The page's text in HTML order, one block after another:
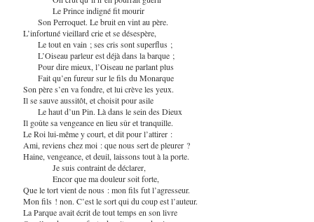
Le Prince indigné fit mourir
Son Perroquet. Le bruit en vint au père.
L’infortuné vieillard crie et se désespère,
Le tout en vain ; ses cris sont superflus ;
L’Oiseau parleur est déjà dans la barque ;
Pour dire mieux, l’Oiseau ne parlant plus
Fait qu’en fureur sur le fils du Monarque
Son père s’en va fondre, et lui crève les yeux.
Il se sauve aussitôt, et choisit pour asile
Le haut d’un Pin. Là dans le sein des Dieux
Il goûte sa vengeance en lieu sûr et tranquille.
Le Roi lui-même y court, et dit pour l’attirer :
Ami, reviens chez moi : que nous sert de pleurer ?
Haine, vengeance, et deuil, laissons tout à la porte.
Je suis contraint de déclarer,
Encor que ma douleur soit forte,
Que le tort vient de nous : mon fils fut l’agresseur.
Mon fils ! non. C’est le sort qui du coup est l’auteur.
La Parque avait écrit de tout temps en son livre